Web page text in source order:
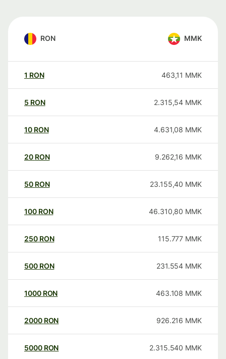
RON MMK
1 RON 463,11 MMK
5 RON 2.315,54 MMK
10 RON 4.631,08 MMK
20 RON 9.262,16 MMK
50 RON 23.155,40 MMK
100 RON 46.310,80 MMK
250 RON 115.777 MMK
500 RON 231.554 MMK
1000 RON 463.108 MMK
2000 RON 926.216 MMK
5000 RON 2.315.540 MMK